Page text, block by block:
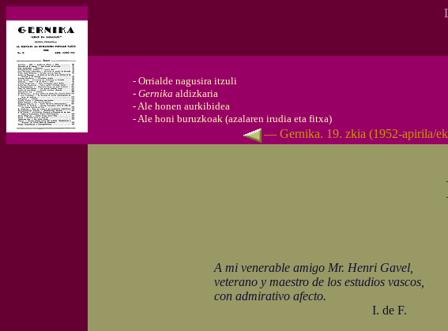
- Orrialde nagusira itzuli
- Gernika aldizkaria
-Ale honen aurkibidea
-Ale honi buruzkoak (azalaren irudia eta fitxa)
— Gernika. 19. zkia (1952-apirila/
A mi venerable amigo Mr. Henri Gavel,
veterano y maestro de los estudios vascos,
con admirativo afecto.
I. de F.